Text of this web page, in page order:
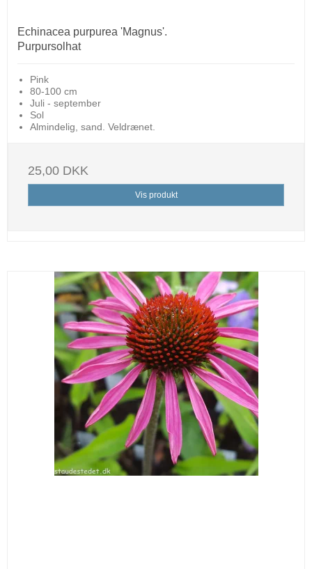
Echinacea purpurea 'Magnus'.
Purpursolhat
Pink
80-100 cm
Juli - september
Sol
Almindelig, sand. Veldrænet.
25,00 DKK
Vis produkt